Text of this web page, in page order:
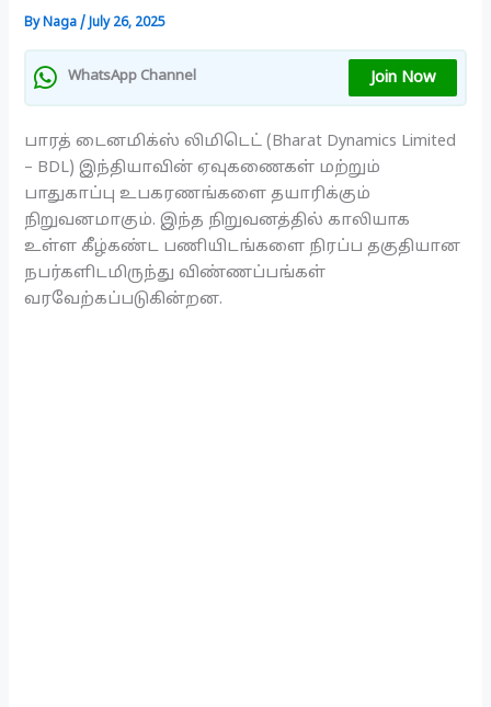
ByNaga/ July 26, 2025
WhatsApp Channel Join Now
பாரத் டைனமிக்ஸ் லிமிடெட் (Bharat Dynamics Limited
– BDL) இந்தியாவின் ஏவுகணைகள் மற்றும்
பாதுகாப்பு உபகரணங்களை தயாரிக்கும்
நிறுவனமாகும். இந்த நிறுவனத்தில் காலியாக
உள்ள கீழ்கண்ட பணியிடங்களை நிரப்ப தகுதியான
நபர்களிடமிருந்து விண்ணப்பங்கள்
வரவேற்கப்படுகின்றன.